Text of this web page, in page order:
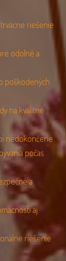
riešenie
odolné a
poškodených
na kvalitné
nedokončene
počas
a
aj
riešenie